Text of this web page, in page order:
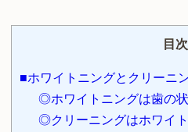
目次
■ホワイトニングとクリーニ
◎ホワイトニングは歯の
◎クリーニングはホワイ